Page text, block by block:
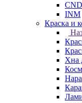
CND
INM
Краска и
Хна